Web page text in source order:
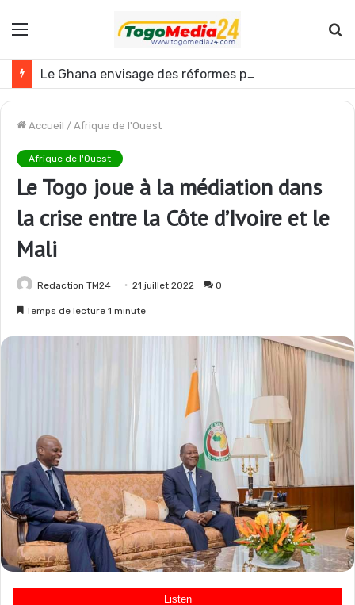
Menu
Le Ghana envisage des réformes politiques
Accueil / Afrique de l'Ouest
Afrique de l'Ouest
Le Togo joue à la médiation dans
la crise entre la Côte d’Ivoire et le
Mali
Redaction TM24 21 juillet 2022 0
Temps de lecture 1 minute